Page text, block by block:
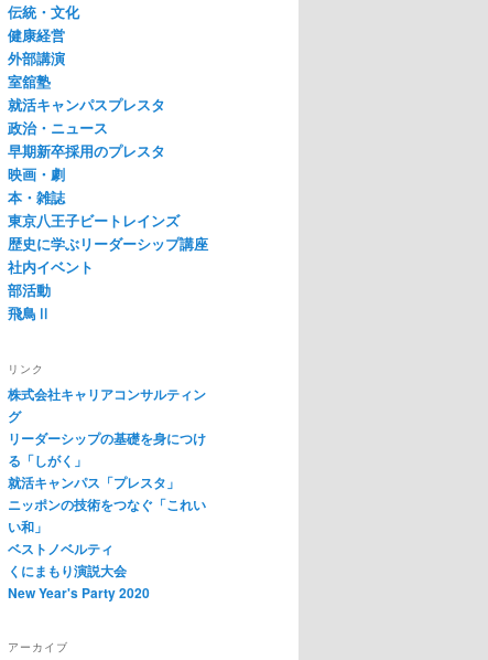
伝統・文化
健康経営
外部講演
室舘塾
就活キャンパスプレスタ
政治・ニュース
早期新卒採用のプレスタ
映画・劇
本・雑誌
東京八王子ビートレインズ
歴史に学ぶリーダーシップ講座
社内イベント
部活動
飛鳥Ⅱ
リンク
株式会社キャリアコンサルティン
グ
リーダーシップの基礎を身につけ
る「しがく」
就活キャンパス「プレスタ」
ニッポンの技術をつなぐ「これい
い和」
ベストノベルティ
くにまもり演説大会
New Year's Party 2020
アーカイブ